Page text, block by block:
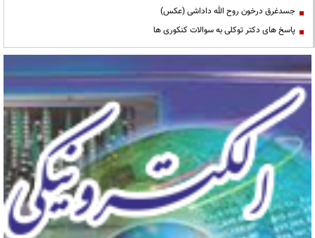
جسدغرق درخون روح الله داداشی (عکس)
پاسخ های دکتر توکلی به سوالات کنکوری ها